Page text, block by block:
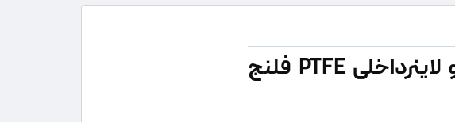
فلومتر الکترومغناطیسی با بدنه فولادی و لاینرداخلی PTFE فلنج